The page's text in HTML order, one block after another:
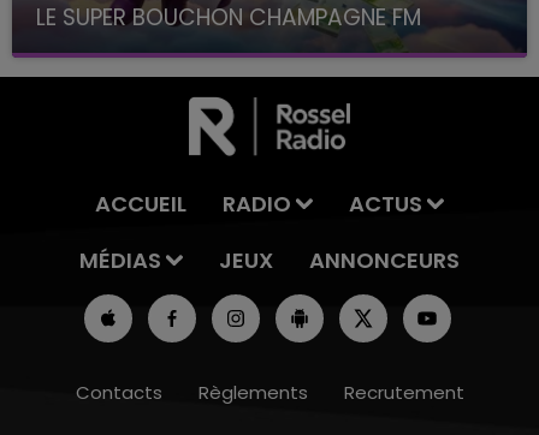
LE SUPER BOUCHON CHAMPAGNE FM
avec La Famille Champagne FM, à 8H10
ACCUEIL RADIO
ACTUS
MÉDIAS
JEUX ANNONCEURS
Contacts Règlements
Recrutement